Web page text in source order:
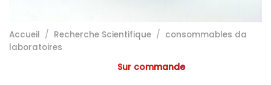
Accueil / Recherche Scientifique / consommables da
laboratoires
Sur commande